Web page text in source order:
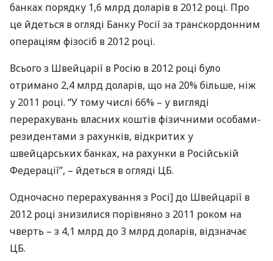
банках порядку 1,6 млрд доларів в 2012 році. Про
це йдеться в огляді Банку Росії за транскордонним
операціям фізосіб в 2012 році.
Всього з Швейцарії в Росію в 2012 році було
отримано 2,4 млрд доларів, що на 20% більше, ніж
у 2011 році. “У тому числі 66% – у вигляді
перерахувань власних коштів фізичними особами-
резидентами з рахунків, відкритих у
швейцарських банках, на рахунки в Російській
Федерації”, – йдеться в огляді ЦБ.
Одночасно перерахування з Росі] до Швейцарії в
2012 році знизилися порівняно з 2011 роком на
чверть – з 4,1 млрд до 3 млрд доларів, відзначає
ЦБ.